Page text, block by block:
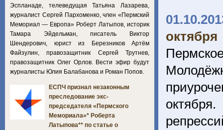
октября
Эспланаде, телеведущая Татьяна Лазарева,
журналист Сергей Пархоменко, член «Пермский
Мемориал — Европа» Роберт Латыпов, историк
Тамара Эйдельман, писатель Виктор
Шендерович, юрист из Березников Артём
Файзулин, правозащитник Сергей Трутнев,
правозащитник Олег Орлов. Вести эфир будут
журналисты Юлия Балабанова и Роман Попов.
ЕСПЧ признал незаконным
преследование экс-
председателя «Пермского
Мемориала»* Роберта
Латыпова** по статье о